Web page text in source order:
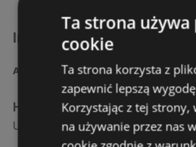
Inne sklepy Kosmetyki w
ADRES
Hebe
Ul. Kościuszki 15, 72-600
Ta strona
cookie
Ta strona korzysta z
zapewnić lepszą
Korzystając z tej strony,
na używanie przez nas